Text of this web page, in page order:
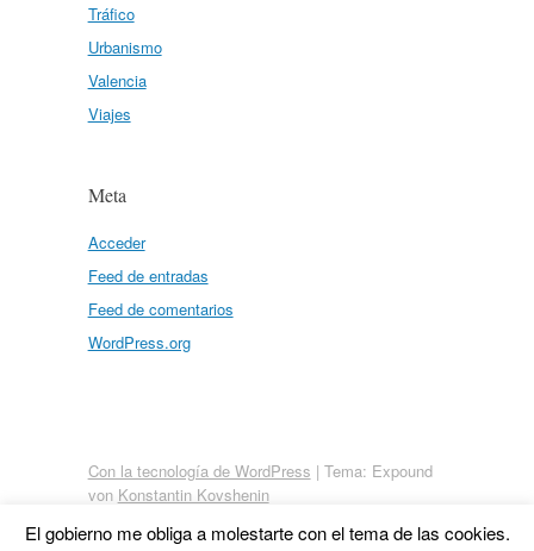
Tráfico
Urbanismo
Valencia
Viajes
Meta
Acceder
Feed de entradas
Feed de comentarios
WordPress.org
Con la tecnología de WordPress | Tema: Expound
von Konstantin Kovshenin
El gobierno me obliga a molestarte con el tema de las cookies.